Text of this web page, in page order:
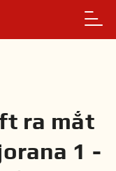
ra mắt
1 -